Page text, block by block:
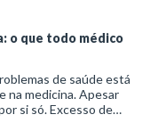
o que todo médico
de saúde está
na medicina. Apesar
si só. Excesso de